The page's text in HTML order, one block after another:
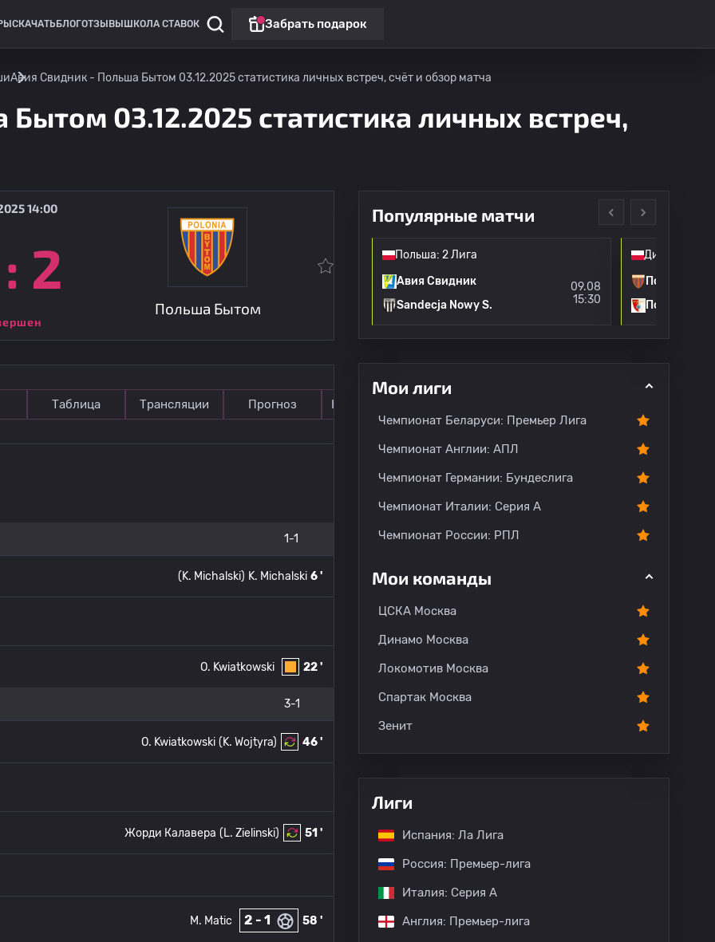
СКАЧАТЬ БЛОГОТЗЫВЫ ШКОЛА СТАВОК Забрать подарок
Авия Свидник - Польша Бытом 03.12.2025 статистика личных встреч, счёт и обзор матча
03.12.2025 статистика личных встреч,
14:00
: 2
Польша Бытом
Таблица Трансляции Прогноз Комментарии
1-1
6 '
K. Michalski
(K. Michalski)
22 '
O. Kwiatkowski
3-1
46 '
(K. Wojtyra)
O. Kwiatkowski
51 '
(L. Zielinski)
Жорди Калавера
58 '
2 - 1
M. Matic
Популярные матчи
Дивизион 1
Польша Бытом
Погон Седльце
Польша: 2 Лига
Авия Свидник
Sandecja Nowy S.
09.08
15:30
Дивизион 1
Польша
Погон
Мои лиги
Чемпионат Беларуси: Премьер Лига
Чемпионат Англии: АПЛ
Чемпионат Германии: Бундеслига
Чемпионат Италии: Серия А
Чемпионат России: РПЛ
Мои команды
ЦСКА Москва
Динамо Москва
Локомотив Москва
Спартак Москва
Зенит
Лиги
Испания: Ла Лига
Россия: Премьер-лига
Италия: Серия А
Англия: Премьер-лига